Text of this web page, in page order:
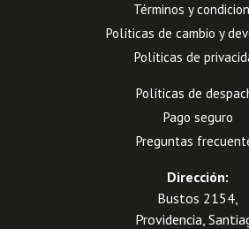
Términos y
Políticas de cambio y
Políticas de
Políticas de
Pago seguro
Preguntas
Dirección:
Bustos 2154,
Providencia,